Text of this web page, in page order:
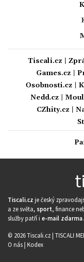
Tiscali.cz
Games.cz
Osobnosti.cz
Nedd.cz
CZhity.cz
Tiscali.cz je český
a ze světa, sport, finance
služby patří i e-mail zdarma.
© 2026 Tiscali.cz | TISCALI
O nás| Kodex